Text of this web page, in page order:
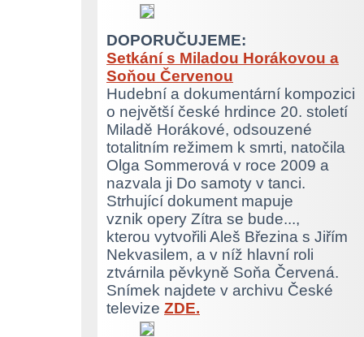
DOPORUČUJEME:
Setkání s Miladou Horákovou a
Soňou Červenou
Hudební a dokumentární kompozici
o největší české hrdince 20. století
Miladě Horákové, odsouzené
totalitním režimem k smrti, natočila
Olga Sommerová v roce 2009 a
nazvala ji Do samoty v tanci.
Strhující dokument mapuje
vznik opery Zítra se bude...,
kterou vytvořili Aleš Březina s Jiřím
Nekvasilem, a v níž hlavní roli
ztvárnila pěvkyně Soňa Červená.
Snímek najdete v archivu České
televize ZDE.